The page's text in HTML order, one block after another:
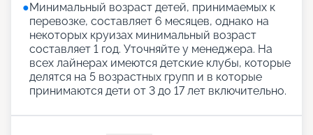
●Минимальный возраст детей, принимаемых к
перевозке, составляет 6 месяцев, однако на
некоторых круизах минимальный возраст
составляет 1 год. Уточняйте у менеджера. На
всех лайнерах имеются детские клубы, которые
делятся на 5 возрастных групп и в которые
принимаются дети от 3 до 17 лет включительно.